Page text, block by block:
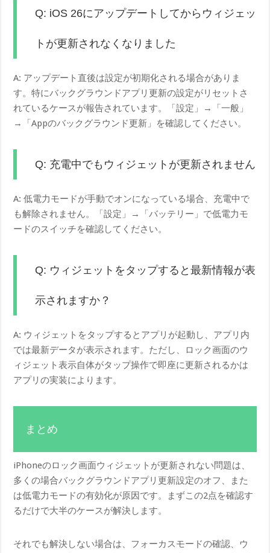
Q: iOS 26にアップデートしてからウィジェッ
トが更新されなくなりました
A: アップデート直後は設定が初期化される場合がありま
す。特にバックグラウンドアプリ更新の設定がリセットさ
れているケースが報告されています。「設定」→「一般」
→「Appのバックグラウンド更新」を確認してください。
Q: 充電中でもウィジェットが更新されません
A: 低電力モードが手動でオンになっている場合、充電中で
も解除されません。「設定」→「バッテリー」で低電力モ
ードのスイッチを確認してください。
Q: ウィジェットをタップすると最新情報が表
示されますか？
A: ウィジェットをタップするとアプリが起動し、アプリ内
では最新データが表示されます。ただし、ロック画面のウ
ィジェット表示自体がタップ操作で即座に更新されるかは
アプリの実装によります。
まとめ
iPhoneのロック画面ウィジェットが更新されない問題は、
多くの場合バックグラウンドアプリ更新設定のオフ、また
は低電力モードの有効化が原因です。まずこの2点を確認す
るだけで大半のケースが解決します。
それでも解決しない場合は、フォーカスモードの確認、ウ